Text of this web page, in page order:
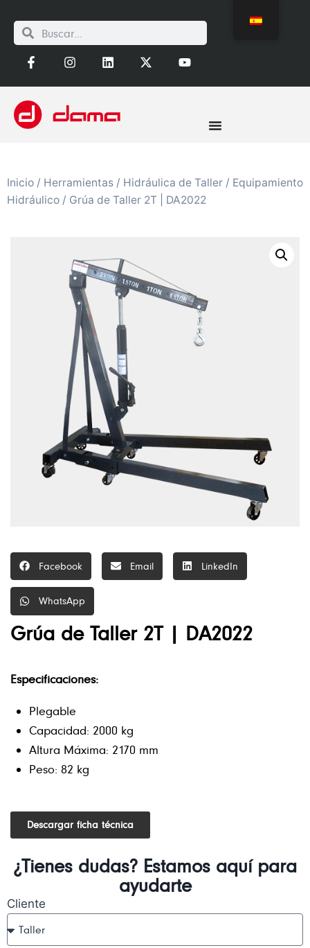
Inicio / Herramientas / Hidráulica de Taller / Equipamiento
Hidráulico / Grúa de Taller 2T | DA2022
Facebook Email LinkedIn
WhatsApp
Grúa de Taller 2T | DA2022
Especificaciones:
Plegable
Capacidad: 2000 kg
Altura Máxima: 2170 mm
Peso: 82 kg
Descargar ficha técnica
¿Tienes dudas? Estamos aquí para
ayudarte
Cliente